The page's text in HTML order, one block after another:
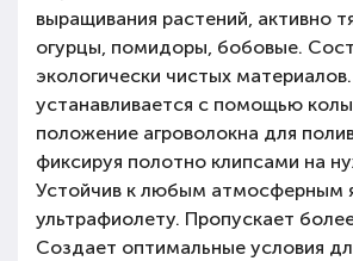
выращивания растений, активно
огурцы, помидоры, бобовые.
экологически чистых
устанавливается с помощью
положение агроволокна для
фиксируя полотно клипсами на
Устойчив к любым атмосферным
ультрафиолету. Пропускает
Создает оптимальные условия